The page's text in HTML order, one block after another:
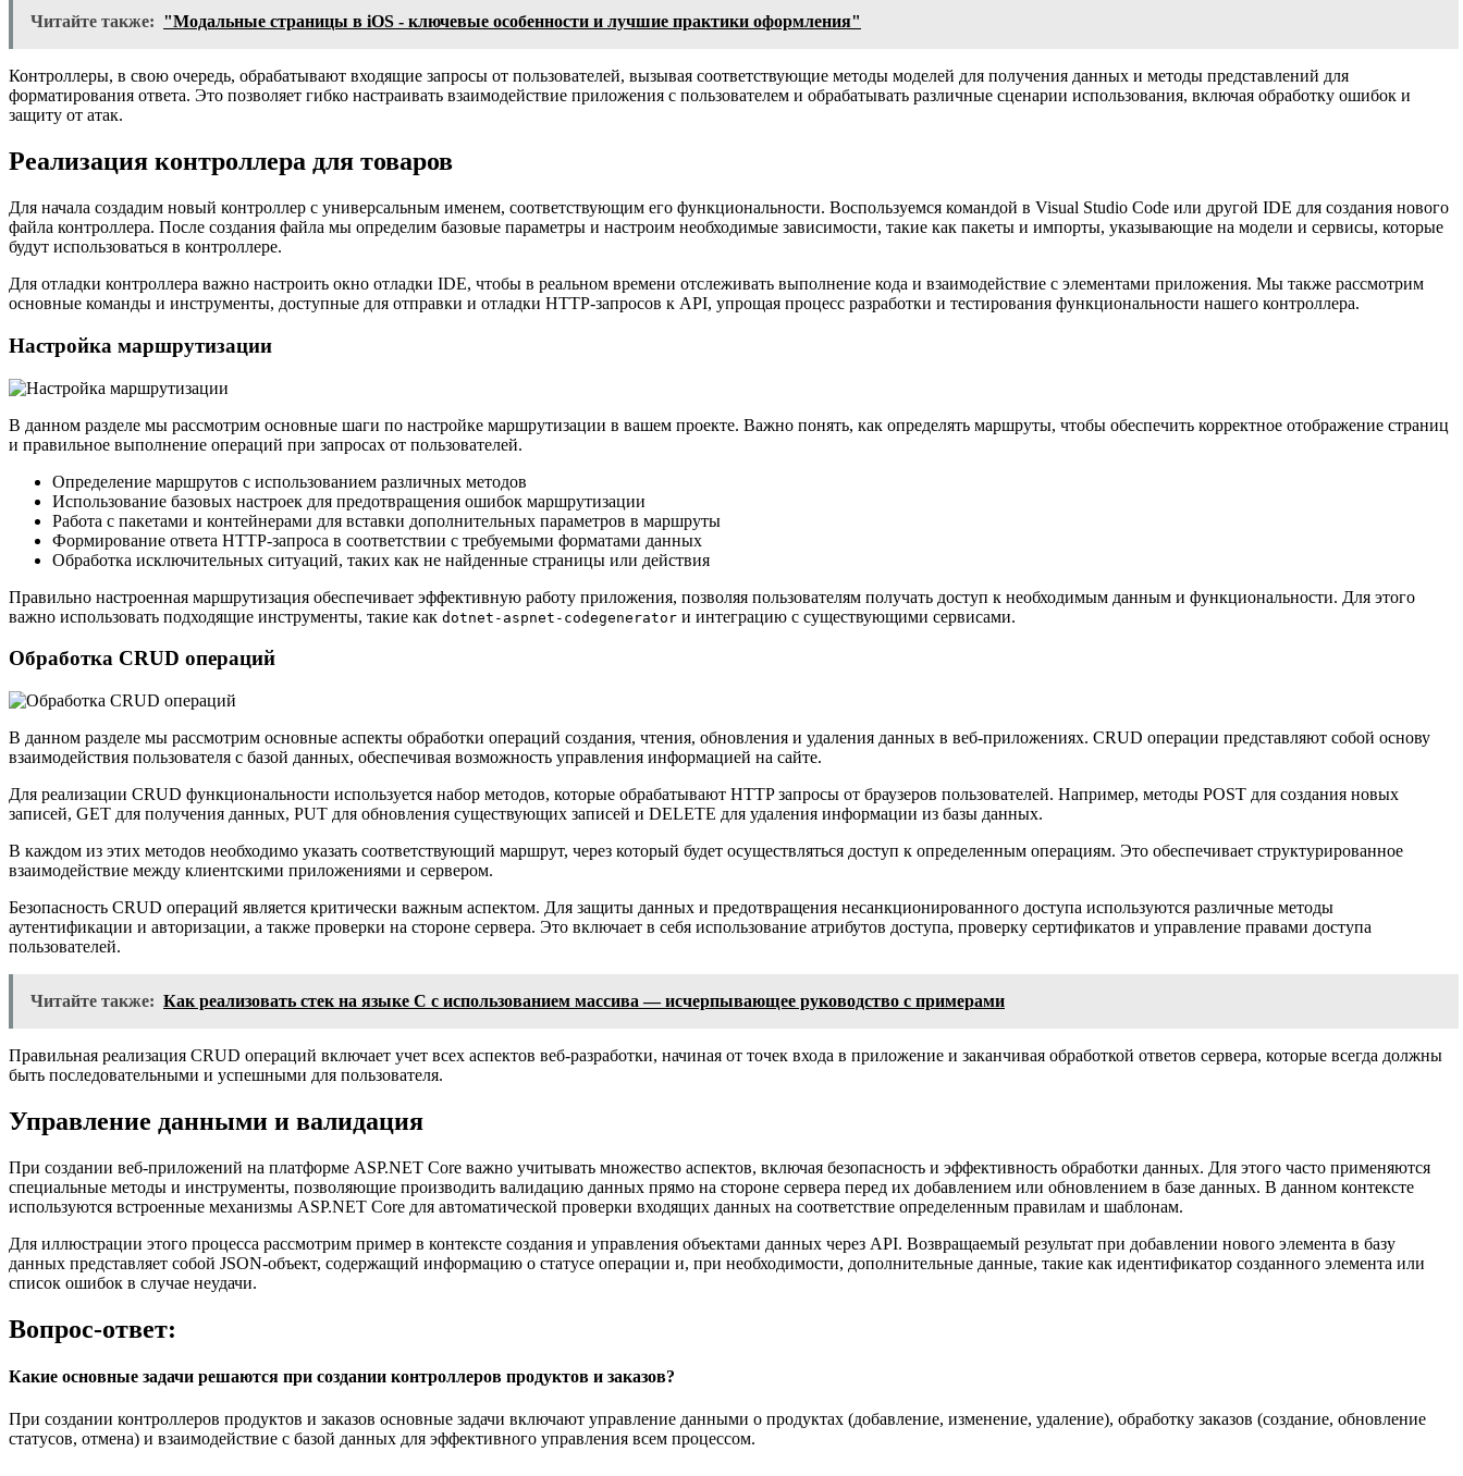
Читайте также: "Модальные страницы в iOS - ключевые особенности и лучшие практики оформления"
Контроллеры, в свою очередь, обрабатывают входящие запросы от пользователей, вызывая соответствующие методы моделей для получения данных и методы представлений для
форматирования ответа. Это позволяет гибко настраивать взаимодействие приложения с пользователем и обрабатывать различные сценарии использования, включая обработку ошибок и
защиту от атак.
Реализация контроллера для товаров
Для начала создадим новый контроллер с универсальным именем, соответствующим его функциональности. Воспользуемся командой в Visual Studio Code или другой IDE для создания нового
файла контроллера. После создания файла мы определим базовые параметры и настроим необходимые зависимости, такие как пакеты и импорты, указывающие на модели и сервисы, которые
будут использоваться в контроллере.
Для отладки контроллера важно настроить окно отладки IDE, чтобы в реальном времени отслеживать выполнение кода и взаимодействие с элементами приложения. Мы также рассмотрим
основные команды и инструменты, доступные для отправки и отладки HTTP-запросов к API, упрощая процесс разработки и тестирования функциональности нашего контроллера.
Настройка маршрутизации
В данном разделе мы рассмотрим основные шаги по настройке маршрутизации в вашем проекте. Важно понять, как определять маршруты, чтобы обеспечить корректное отображение страниц
и правильное выполнение операций при запросах от пользователей.
Определение маршрутов с использованием различных методов
Использование базовых настроек для предотвращения ошибок маршрутизации
Работа с пакетами и контейнерами для вставки дополнительных параметров в маршруты
Формирование ответа HTTP-запроса в соответствии с требуемыми форматами данных
Обработка исключительных ситуаций, таких как не найденные страницы или действия
Правильно настроенная маршрутизация обеспечивает эффективную работу приложения, позволяя пользователям получать доступ к необходимым данным и функциональности. Для этого
важно использовать подходящие инструменты, такие как dotnet-aspnet-codegenerator и интеграцию с существующими сервисами.
Обработка CRUD операций
В данном разделе мы рассмотрим основные аспекты обработки операций создания, чтения, обновления и удаления данных в веб-приложениях. CRUD операции представляют собой основу
взаимодействия пользователя с базой данных, обеспечивая возможность управления информацией на сайте.
Для реализации CRUD функциональности используется набор методов, которые обрабатывают HTTP запросы от браузеров пользователей. Например, методы POST для создания новых
записей, GET для получения данных, PUT для обновления существующих записей и DELETE для удаления информации из базы данных.
В каждом из этих методов необходимо указать соответствующий маршрут, через который будет осуществляться доступ к определенным операциям. Это обеспечивает структурированное
взаимодействие между клиентскими приложениями и сервером.
Безопасность CRUD операций является критически важным аспектом. Для защиты данных и предотвращения несанкционированного доступа используются различные методы
аутентификации и авторизации, а также проверки на стороне сервера. Это включает в себя использование атрибутов доступа, проверку сертификатов и управление правами доступа
пользователей.
Читайте также: Как реализовать стек на языке C с использованием массива — исчерпывающее руководство с примерами
Правильная реализация CRUD операций включает учет всех аспектов веб-разработки, начиная от точек входа в приложение и заканчивая обработкой ответов сервера, которые всегда должны
быть последовательными и успешными для пользователя.
Управление данными и валидация
При создании веб-приложений на платформе ASP.NET Core важно учитывать множество аспектов, включая безопасность и эффективность обработки данных. Для этого часто применяются
специальные методы и инструменты, позволяющие производить валидацию данных прямо на стороне сервера перед их добавлением или обновлением в базе данных. В данном контексте
используются встроенные механизмы ASP.NET Core для автоматической проверки входящих данных на соответствие определенным правилам и шаблонам.
Для иллюстрации этого процесса рассмотрим пример в контексте создания и управления объектами данных через API. Возвращаемый результат при добавлении нового элемента в базу
данных представляет собой JSON-объект, содержащий информацию о статусе операции и, при необходимости, дополнительные данные, такие как идентификатор созданного элемента или
список ошибок в случае неудачи.
Вопрос-ответ:
Какие основные задачи решаются при создании контроллеров продуктов и заказов?
При создании контроллеров продуктов и заказов основные задачи включают управление данными о продуктах (добавление, изменение, удаление), обработку заказов (создание, обновление
статусов, отмена) и взаимодействие с базой данных для эффективного управления всем процессом.